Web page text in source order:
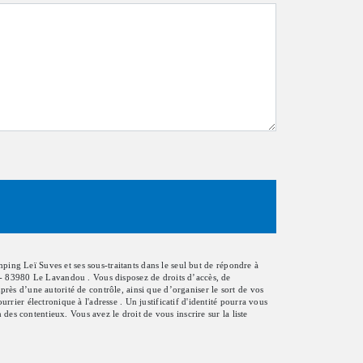
Leï Suves et ses sous-traitants dans le seul but de répondre à
Le Lavandou . Vous disposez de droits d’accès, de
d’une autorité de contrôle, ainsi que d’organiser le sort de vos
électronique à l'adresse . Un justificatif d'identité pourra vous
contentieux. Vous avez le droit de vous inscrire sur la liste